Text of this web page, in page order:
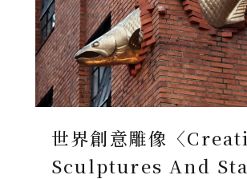
世界創意雕像〈
Sculptures And